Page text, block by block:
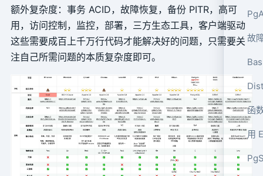
故
函
用
额外复杂度：事务 ACID，故障恢复，备份 PITR，高可
用，访问控制，监控，部署，三方生态工具，客户端驱动
这些需要成百上千万行代码才能解决好的问题，只需要关
注自己所需问题的本质复杂度即可。